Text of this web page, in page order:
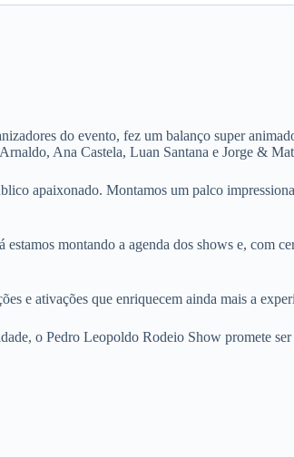
do evento, fez um balanço super
Ana Castela, Luan Santana e Jorge &
apaixonado. Montamos um palco
montando a agenda dos shows e, com
e ativações que enriquecem ainda mais a
o Pedro Leopoldo Rodeio Show promete